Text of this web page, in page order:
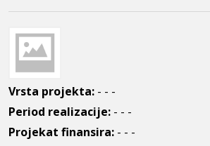
Vrsta projekta: - - -
Period realizacije: - - -
Projekat finansira: - - -